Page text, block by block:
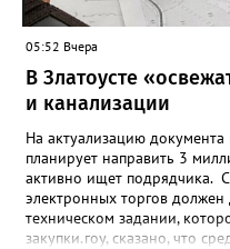
05:52 Вчера
В Златоусте
и канализации
На актуализацию
планирует направить 3
активно ищет подрядчика.
электронных торгов
техническом задании,
закупки.гоу, сказано, что